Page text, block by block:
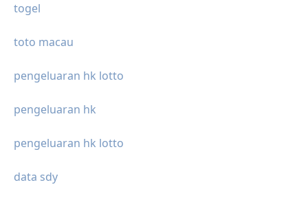
togel
toto macau
pengeluaran hk lotto
pengeluaran hk
pengeluaran hk lotto
data sdy